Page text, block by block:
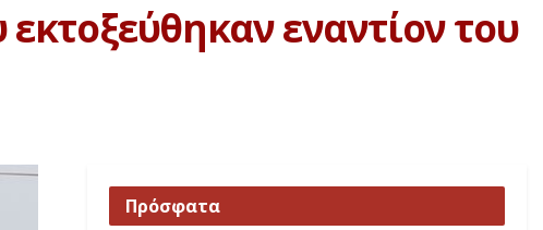
εναντίον του
Πρόσφατα